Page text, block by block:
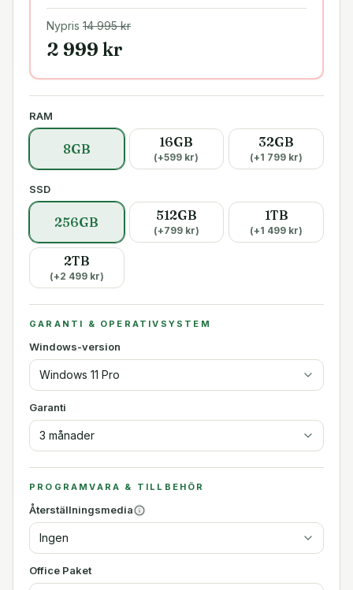
Nypris 14 995kr
2 999 kr
RAM
8GB 16GB
(+599 kr)
32GB
(+1 799 kr)
SSD
256GB 512GB
(+799kr)
1TB
(+1 499 kr)
2TB
(+2 499kr)
GARANTI & OPERATIVSYSTEM
Windows-version
Windows 11 Pro
Garanti
3 månader
PROGRAMVARA & TILLBEHÖR
Återställningsmedia
Ingen
Office Paket